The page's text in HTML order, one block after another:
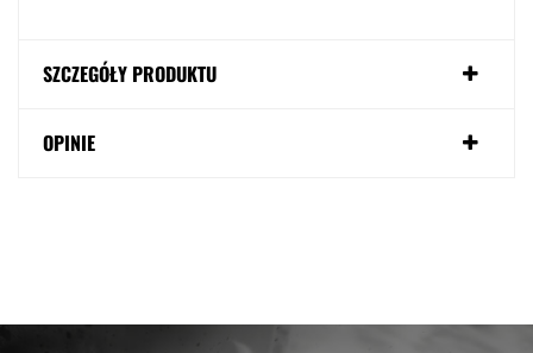
SZCZEGÓŁY PRODUKTU
OPINIE